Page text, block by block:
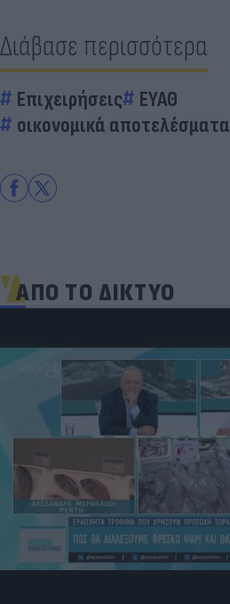
Διάβασε περισσότερα
Επιχειρήσεις
ΕΥΑΘ
οικονομικά αποτελέσματα
ΑΠΟ ΤΟ ΔΙΚΤΥΟ